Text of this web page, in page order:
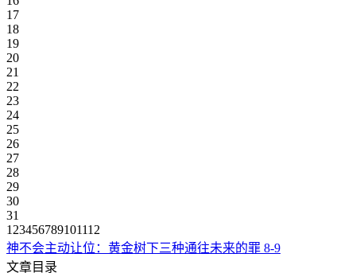
17
18
19
20
21
22
23
24
25
26
27
28
29
30
31
1 23456789101112
神不会主动让位：黄金树下三种通往未来的罪 8-9
文章目录